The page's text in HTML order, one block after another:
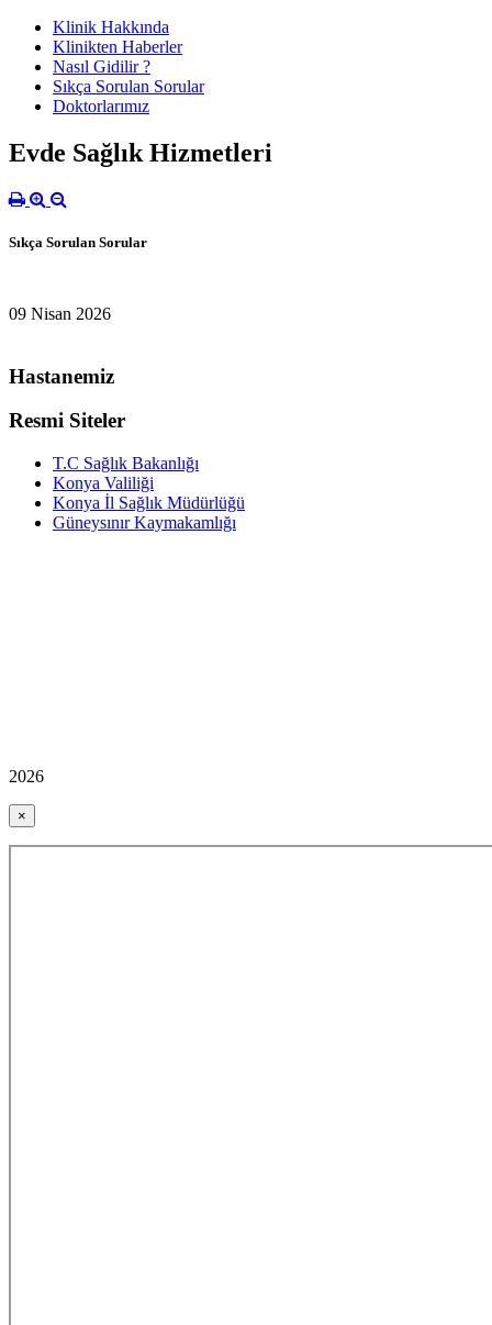
Klinik Hakkında
Klinikten Haberler
Nasıl Gidilir ?
Sıkça Sorulan Sorular
Doktorlarımız
Evde Sağlık Hizmetleri
Sıkça Sorulan Sorular
09 Nisan 2026
Hastanemiz
Resmi Siteler
T.C Sağlık Bakanlığı
Konya Valiliği
Konya İl Sağlık Müdürlüğü
Güneysınır Kaymakamlığı
2026
×